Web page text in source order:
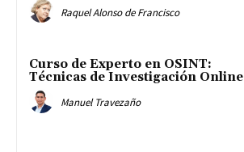
Raquel Alonso de Francisco
Curso de Experto en OSINT:
Técnicas de Investigación Online
Manuel Travezaño